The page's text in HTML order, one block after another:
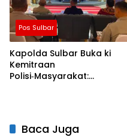
Pos Sulbar
Kapolda Sulbar Buka ki
Kemitraan
Polisi‑Masyarakat:
Baca Juga